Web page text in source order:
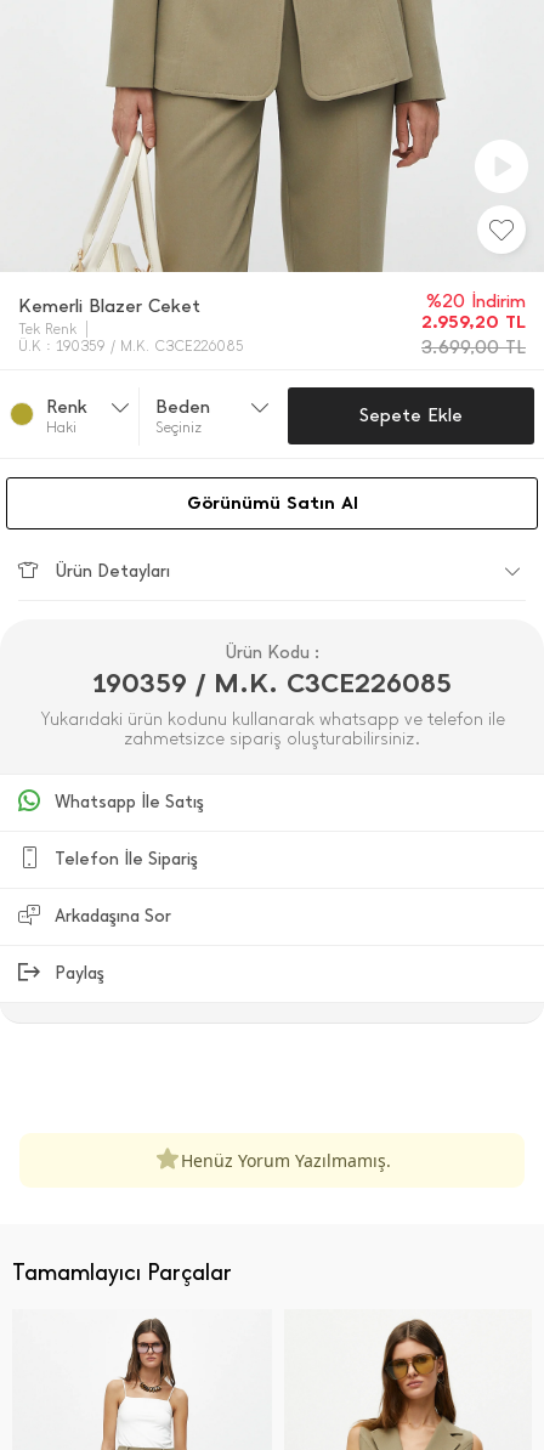
Kemerli Blazer Ceket
Tek Renk
Ü.K : 190359 / M.K. C3CE226085
%20 İndirim
2.959,20 TL
3.699,00TL
Renk
Haki̇
Beden
Seçiniz
Sepete Ekle
Görünümü Satın Al
Ürün Detayları
Ürün Kodu :
190359 / M.K. C3CE226085
Yukarıdaki ürün kodunu kullanarak whatsapp ve telefon ile
zahmetsizce sipariş oluşturabilirsiniz.
Whatsapp İle Satış
Telefon İle Sipariş
Arkadaşına Sor
Paylaş
Henüz Yorum Yazılmamış.
Tamamlayıcı Parçalar